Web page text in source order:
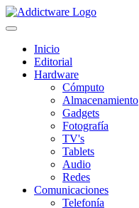
Inicio
Editorial
Hardware
Cómputo
Almacenamiento
Gadgets
Fotografía
TV's
Tablets
Audio
Redes
Comunicaciones
Telefonía